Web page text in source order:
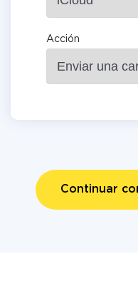
Acción
Continuar